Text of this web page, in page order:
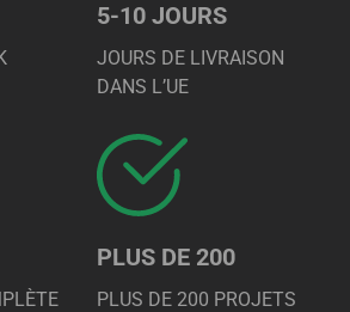
5-10 JOURS
JOURS DE LIVRAISON
DANS L’UE
PLUS DE 200
PLUS DE 200 PROJETS